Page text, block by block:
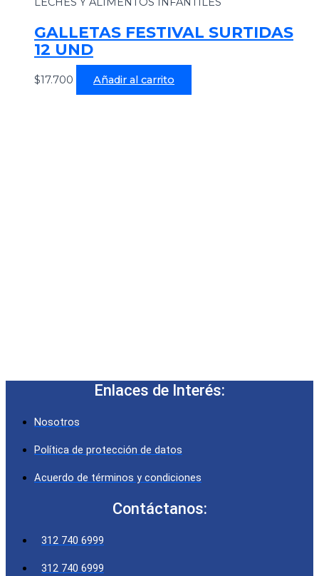
GALLETAS FESTIVAL SURTIDAS
12 UND
$17.700 Añadir al carrito
Enlaces de Interés:
Nosotros
Política de protección de datos
Acuerdo de términos y condiciones
Contáctanos:
312 740 6999
312 740 6999